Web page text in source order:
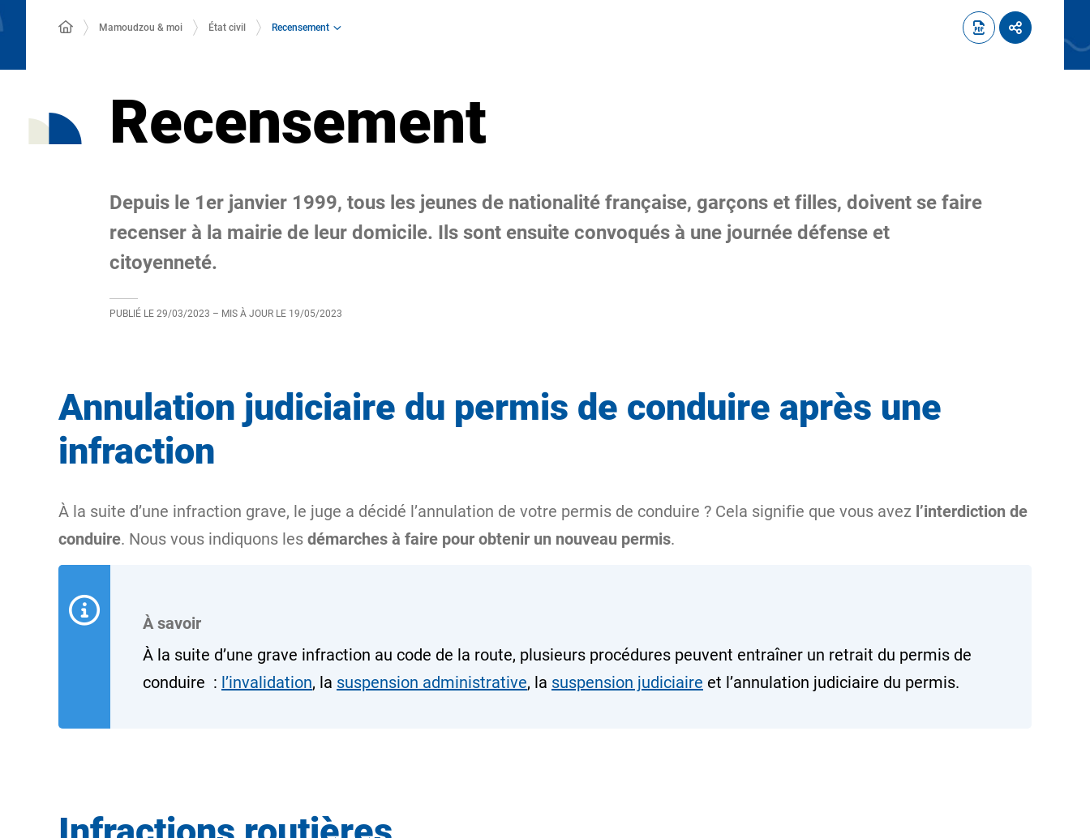
Mamoudzou & moi État civil Recensement
Recensement
Depuis le 1er janvier 1999, tous les jeunes de nationalité française, garçons et filles, doivent se faire
recenser à la mairie de leur domicile. Ils sont ensuite convoqués à une journée défense et
citoyenneté.
PUBLIÉ LE 29/03/2023 – MIS À JOUR LE 19/05/2023
Annulation judiciaire du permis de conduire après une
infraction
À la suite d’une infraction grave, le juge a décidé l’annulation de votre permis de conduire ? Cela signifie que vous avez l’interdiction de
conduire. Nous vous indiquons les démarches à faire pour obtenir un nouveau permis.
À savoir
À la suite d’une grave infraction au code de la route, plusieurs procédures peuvent entraîner un retrait du permis de
conduire : l’invalidation, la suspension administrative, la suspension judiciaire et l’annulation judiciaire du permis.